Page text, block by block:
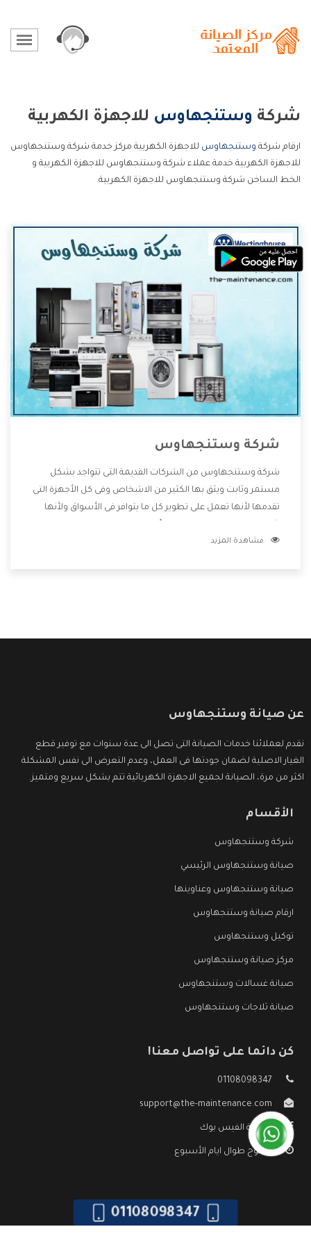
شركة وستنجهاوس للاجهزة الكهربية
ارقام شركة وستنجهاوس للاجهزة الكهربية مركز خدمة شركة وستنجهاوس
للاجهزة الكهربية خدمة عملاء شركة وستنجهاوس للاجهزة الكهربية و
الخط الساخن شركة وستنجهاوس للاجهزة الكهربية.
شركة وستنجهاوس
شركة وستنجهاوس من الشركات القديمة التى تتواجد بشكل
مستمر وثابت ويثق بها الكثير من الاشخاص وفى كل الأجهزة التى
تقدمها لأنها تعمل على تطوير كل ما يتوافر فى الأسواق ولأنها
المنتجات وتقدم للعملاء أقوى العروض والخصومات التى تسهل
مشاهدة المزيد
عن صيانة وستنجهاوس
نقدم لعملائنا خدمات الصيانة التى تصل الى عدة سنوات مع توفير قطع
الغيار الاصلية لضمان جودتها فى العمل، وعدم التعرض الى نفس المشكلة
اكثر من مرة، الصيانة لجميع الاجهزة الكهربائية تتم بشكل سريع ومتميز.
الأقسام
شركة وستنجهاوس
صيانة وستنجهاوس الرئيسي
صيانة وستنجهاوس وعناوينها
ارقام صيانة وستنجهاوس
توكيل وستنجهاوس
مركز صيانة وستنجهاوس
صيانة غسالات وستنجهاوس
صيانة ثلاجات وستنجهاوس
كن دائما على تواصل معنا!
01108098347
support@the-maintenance.com
صفحة الفيس بوك
مفتوح طوال ايام الأسبوع
01108098347